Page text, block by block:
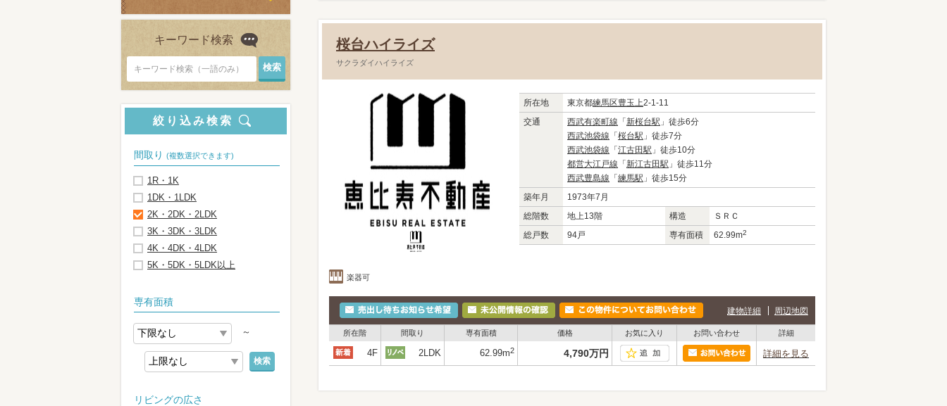
キーワード検索
キーワード検索（一語のみ）
絞り込み検索
間取り (複数選択できます)
1R・1K
1DK・1LDK
2K・2DK・2LDK
3K・3DK・3LDK
4K・4DK・4LDK
5K・5DK・5LDK以上
専有面積
～
検索
リビングの広さ
桜台ハイライズ
サクラダイハイライズ
所在地 東京都練馬区豊玉上2-1-11
交通
西武有楽町線 「 新桜台駅 」徒歩6分
西武池袋線 「 桜台駅 」徒歩7分
西武池袋線 「 江古田駅 」徒歩10分
都営大江戸線 「 新江古田駅 」徒歩11分
西武豊島線 「 練馬駅 」徒歩15分
築年月
1973年7月
総階数
地上13階 構造
ＳＲＣ
総戸数
94戸 専有面積 62.99m2
楽器可
建物詳細 周辺地図
所在階 間取り 専有面積 価格 お気に入り お問い合わせ 詳細
4F 2LDK 62.99m2 4,790万円 詳細を見る